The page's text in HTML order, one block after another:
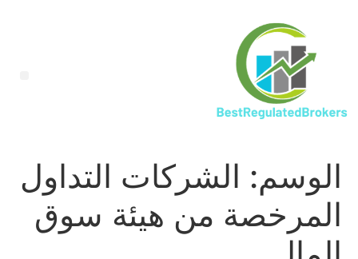
الوسم: الشركات التداول
المرخصة من هيئة سوق